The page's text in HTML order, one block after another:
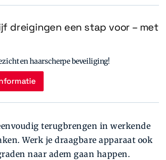
dreigingen een stap voor – met
en haarscherpe beveiliging!
terugbrengen in werkende
Werk je draagbare apparaat ook
naar adem gaan happen.